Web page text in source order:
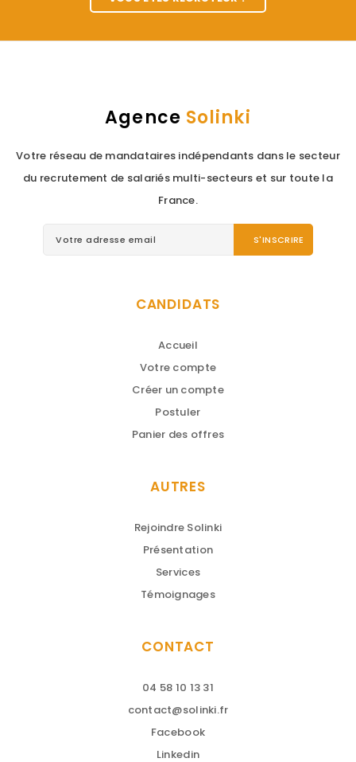
Agence Solinki
Votre réseau de mandataires indépendants dans le secteur
du recrutement de salariés multi-secteurs et sur toute la
France.
CANDIDATS
Accueil
Votre compte
Créer un compte
Postuler
Panier des offres
AUTRES
Rejoindre Solinki
Présentation
Services
Témoignages
CONTACT
04 58 10 13 31
contact@solinki.fr
Facebook
Linkedin